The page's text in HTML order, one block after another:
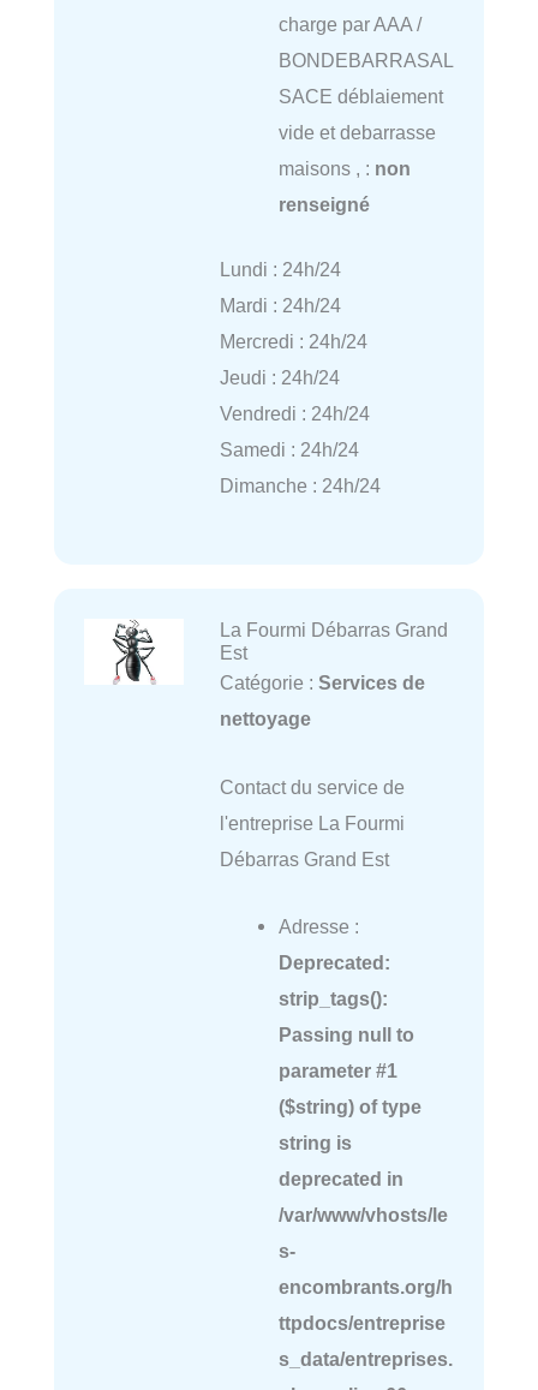
charge par AAA /
BONDEBARRASAL
SACE déblaiement
vide et debarrasse
maisons , : non
renseigné
Lundi : 24h/24
Mardi : 24h/24
Mercredi : 24h/24
Jeudi : 24h/24
Vendredi : 24h/24
Samedi : 24h/24
Dimanche : 24h/24
La Fourmi Débarras Grand
Est
Catégorie : Services de
nettoyage
Contact du service de
l'entreprise La Fourmi
Débarras Grand Est
Adresse :
Deprecated:
strip_tags():
Passing null to
parameter #1
($string) of type
string is
deprecated in
/var/www/vhosts/le
s-
encombrants.org/h
ttpdocs/entreprise
s_data/entreprises.